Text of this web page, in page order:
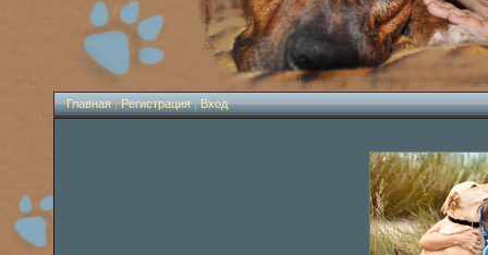
Главная|Регистрация|Вход